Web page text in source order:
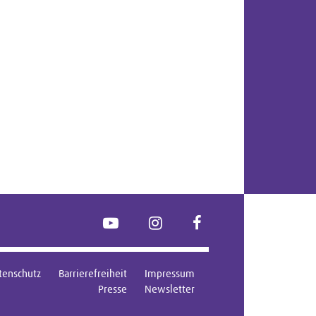
YouTube Instagram
Barrierefreiheit
Impressum
Presse
Newsletter